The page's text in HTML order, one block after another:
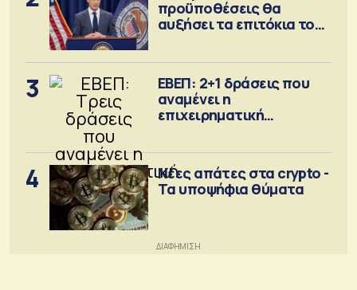
προϋποθέσεις θα
αυξήσει τα επιτόκια τον
3
ΕΒΕΠ: 2+1 δράσεις που
αναμένει η
επιχειρηματική
4
Νέες απάτες στα crypto -
Τα υποψήφια θύματα